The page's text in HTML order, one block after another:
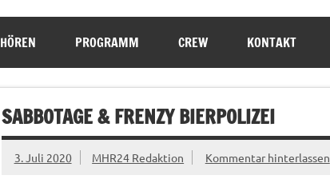
HÖREN PROGRAMM CREW KONTAKT
SABBOTAGE & FRENZY BIERPOLIZEI
3. Juli 2020 MHR24 Redaktion Kommentar hinterlassen